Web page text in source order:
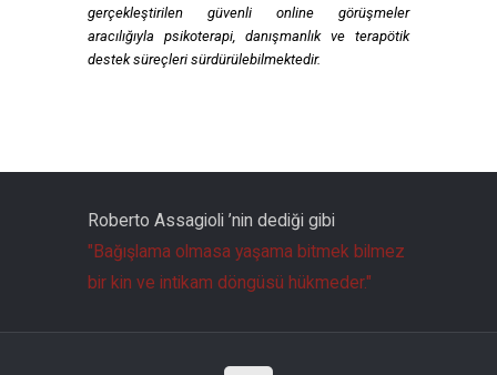
gerçekleştirilen güvenli online görüşmeler
aracılığıyla psikoterapi, danışmanlık ve terapötik
destek süreçleri sürdürülebilmektedir.
Roberto Assagioli ’nin dediği gibi
"Bağışlama olmasa yaşama bitmek bilmez
bir kin ve intikam döngüsü hükmeder."